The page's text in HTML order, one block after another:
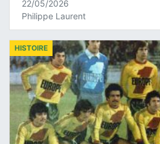
22/05/2026
Philippe Laurent
HISTOIRE